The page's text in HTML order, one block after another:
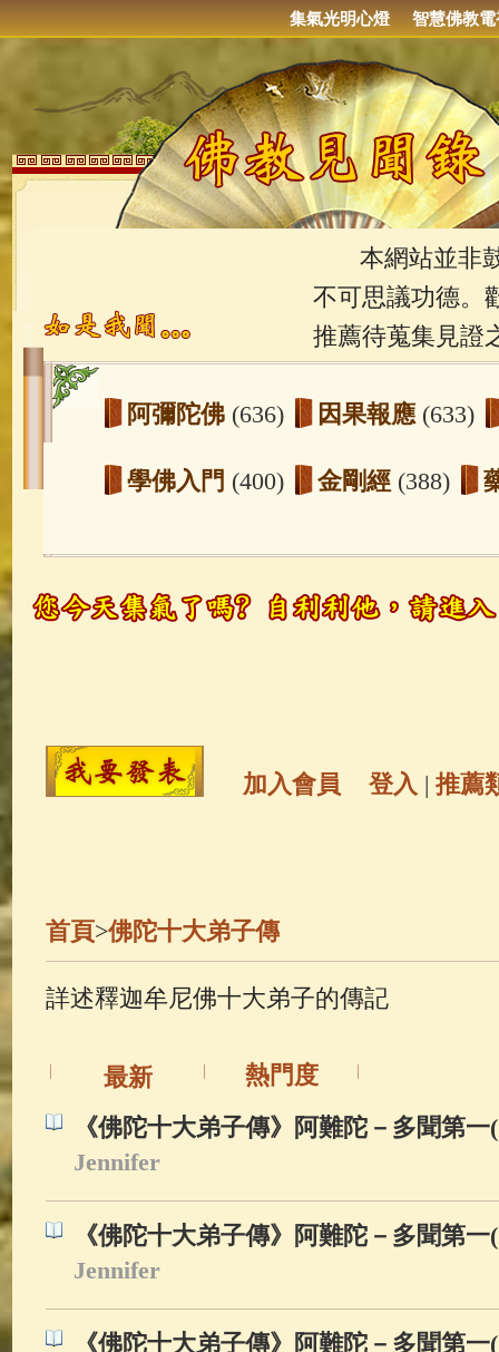
集氣光明心燈 智慧佛教電
本網站並非鼓
不可思議功德。
推薦待蒐集見證
阿彌陀佛 (636) 因果報應 (633)
學佛入門 (400) 金剛經 (388)
玉曆寶鈔(236) 地藏經(225)
觀世音菩薩 (147) 聖救度佛母(
金山活佛
善財童子五十三參
佛典故事 (37) 佛說療痔(腫瘤)
加入會員 登入 | 推薦
首頁>佛陀十大弟子傳
詳述釋迦牟尼佛十大弟子的傳記
最新
熱門度
《佛陀十大弟子傳》阿難陀－多聞第
Jennifer
《佛陀十大弟子傳》阿難陀－多聞第
Jennifer
《佛陀十大弟子傳》阿難陀－多聞第